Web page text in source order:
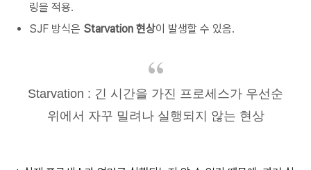
링을 적용.
SJF 방식은 Starvation 현상이 발생할 수 있음.
Starvation : 긴 시간을 가진 프로세스가 우선순
위에서 자꾸 밀려나 실행되지 않는 현상